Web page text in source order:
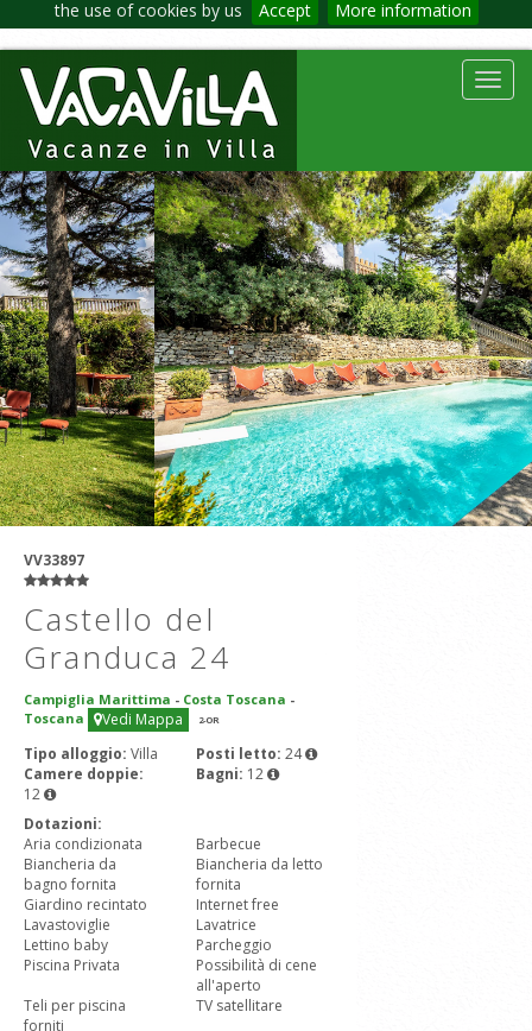
the use of cookies by us Accept More information
VV33897
Castello del
Granduca 24
Campiglia Marittima - Costa Toscana -
Toscana
Vedi Mappa 2-OR
Tipo alloggio: Villa Posti letto: 24
Camere doppie:
12
Bagni: 12
Dotazioni:
Aria condizionata
Barbecue
Biancheria da
bagno fornita
Biancheria da letto
fornita
Giardino recintato
Internet free
Lavastoviglie
Lavatrice
Lettino baby
Parcheggio
Piscina Privata
Possibilità di cene
all'aperto
Teli per piscina
forniti
TV satellitare